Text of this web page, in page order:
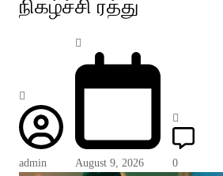
நிகழ்ச்சி ரத்து
admin August 9, 2026 0